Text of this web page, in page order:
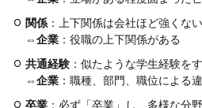
関係 ：上下関係は会社ほど強くない
⇔企業 ：役職の上下関係がある
共通経験 ：似たような学生経験を
⇔企業 ：職種、部門、職位による
卒業 ：必ず「卒業」し、多様な分